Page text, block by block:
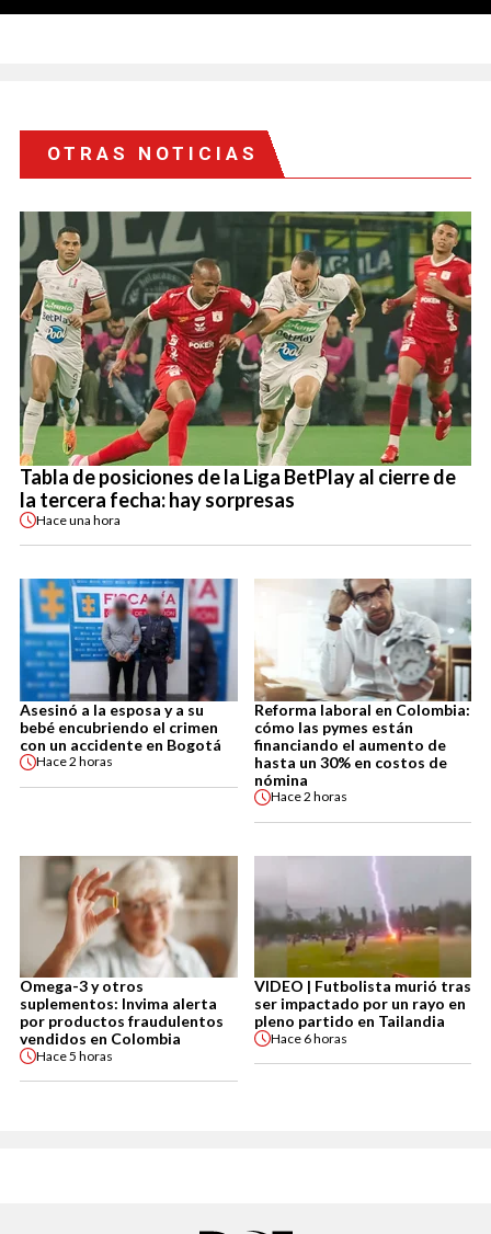
OTRAS NOTICIAS
Tabla de posiciones de la Liga BetPlay al cierre de
la tercera fecha: hay sorpresas
Haceuna hora
Asesinó a la esposa y a su
bebé encubriendo el crimen
con un accidente en Bogotá
Hace2 horas
Reforma laboral en Colombia:
cómo las pymes están
financiando el aumento de
hasta un 30% en costos de
nómina
Hace2 horas
Omega-3 y otros
suplementos: Invima alerta
por productos fraudulentos
vendidos en Colombia
Hace5 horas
VIDEO | Futbolista murió tras
ser impactado por un rayo en
pleno partido en Tailandia
Hace 6 horas